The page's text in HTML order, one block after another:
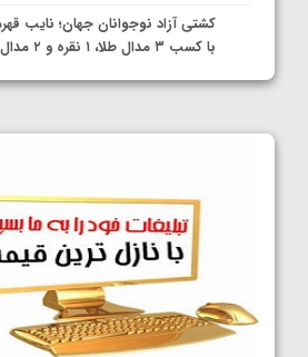
کشتی آزاد نوجوانان جهان؛ نایب
با کسب ۳ مدال طلا، ۱ نقره و ۲ مدال برنز
1405/05/11
کشتی آزاد نوجوانان جهان؛ فراستی
فینالیست شدند
1405/05/09
کشتی آزاد نوجوانان جهان؛ رقبای
ایران مشخص شدند